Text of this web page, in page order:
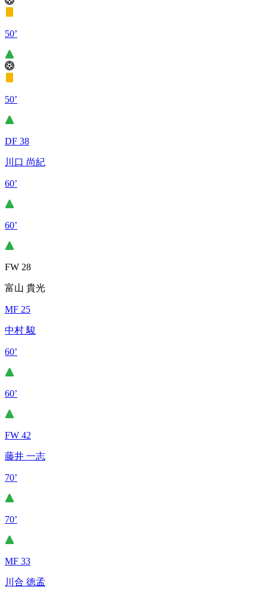
50’
50’
DF 38
川口 尚紀
60’
60’
FW 28
富山 貴光
MF 25
中村 駿
60’
60’
FW 42
藤井 一志
70’
70’
MF 33
川合 徳孟